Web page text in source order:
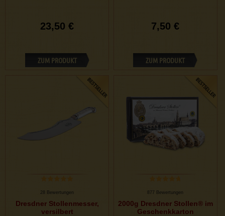
23,50 €
ZUM PRODUKT
7,50 €
ZUM PRODUKT
28 Bewertungen
Dresdner Stollenmesser,
versilbert
877 Bewertungen
2000g Dresdner Stollen® im
Geschenkkarton